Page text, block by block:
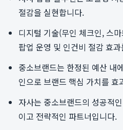
절감을 실현합니다.
디지털 기술(무인 체크인, 스
팝업 운영 및 인건비 절감 효
중소브랜드는 한정된 예산 내
인으로 브랜드 핵심 가치를
자사는 중소브랜드의 성공적
이고 전략적인 파트너입니다.